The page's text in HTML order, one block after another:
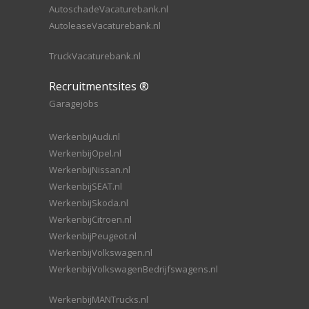
AutoschadeVacaturebank.nl
AutoleaseVacaturebank.nl
TruckVacaturebank.nl
Recruitmentsites ®
Garagejobs
WerkenbijAudi.nl
WerkenbijOpel.nl
WerkenbijNissan.nl
WerkenbijSEAT.nl
WerkenbijSkoda.nl
WerkenbijCitroen.nl
WerkenbijPeugeot.nl
WerkenbijVolkswagen.nl
WerkenbijVolkswagenBedrijfswagens.nl
WerkenbijMANTrucks.nl